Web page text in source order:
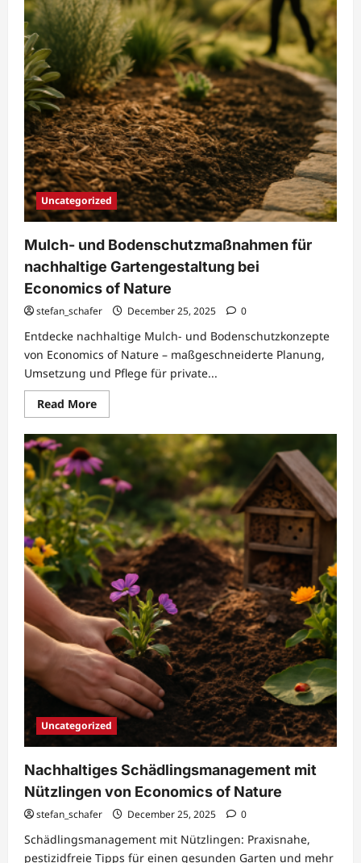
Uncategorized
Mulch- und Bodenschutzmaßnahmen für
nachhaltige Gartengestaltung bei
Economics of Nature
stefan_schafer December 25, 2025 0
Entdecke nachhaltige Mulch- und Bodenschutzkonzepte
von Economics of Nature – maßgeschneiderte Planung,
Umsetzung und Pflege für private...
Read MoreRead
more
Mulch-
und
Bodenschutzmaßnahmen
für
nachhaltige
Gartengestaltung
bei
Economics
of
Nature
Uncategorized
Nachhaltiges Schädlingsmanagement mit
Nützlingen von Economics of Nature
stefan_schafer December 25, 2025 0
Schädlingsmanagement mit Nützlingen: Praxisnahe,
pestizidfreie Tipps für einen gesunden Garten und mehr